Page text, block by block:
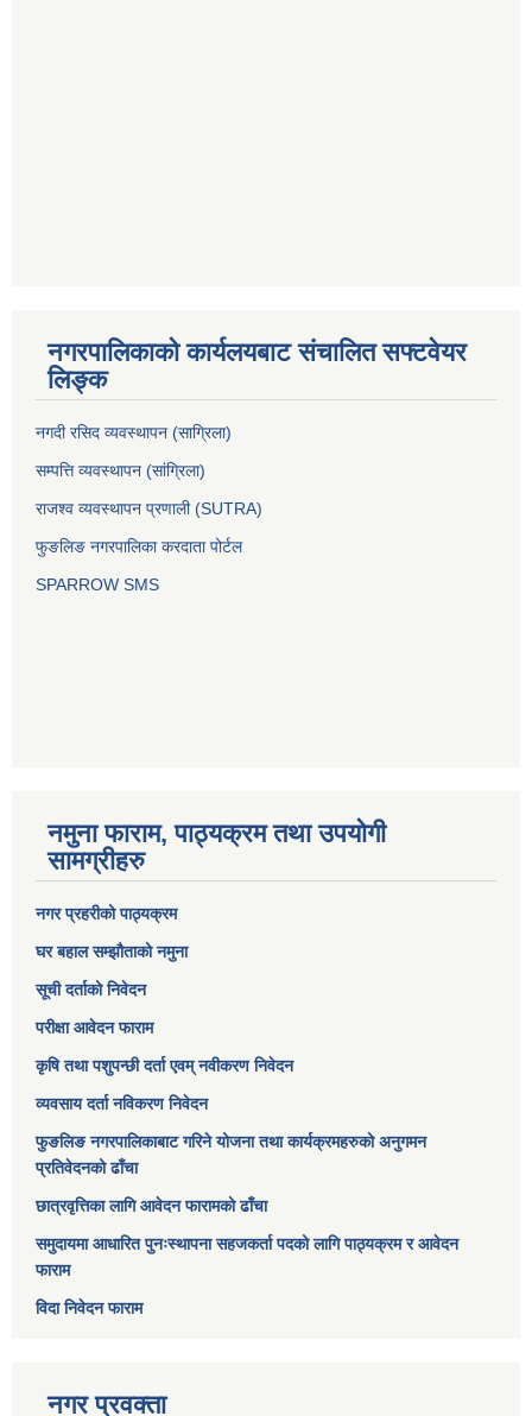
नगरपालिकाको कार्यलयबाट संचालित सफ्टवेयर
लिङ्क
नगदी रसिद व्यवस्थापन (साग्रिला)
सम्पत्ति व्यवस्थापन (सांग्रिला)
राजश्व व्यवस्थापन प्रणाली (SUTRA)
फुङलिङ नगरपालिका करदाता पोर्टल
SPARROW SMS
नमुना फाराम, पाठ्यक्रम तथा उपयोगी
सामग्रीहरु
नगर प्रहरीको पाठ्यक्रम
घर बहाल सम्झौताको नमुना
सूची दर्ताको निवेदन
परीक्षा आवेदन फाराम
कृषि तथा पशुपन्छी दर्ता एवम् नवीकरण निवेदन
व्यवसाय दर्ता नविकरण निवेदन
फुङलिङ नगरपालिकाबाट गरिने योजना तथा कार्यक्रमहरुको अनुगमन
प्रतिवेदनको ढाँचा
छात्रवृत्तिका लागि आवेदन फारामको ढाँचा
समुदायमा आधारित पुनःस्थापना सहजकर्ता पदको लागि पाठ्यक्रम र आवेदन
फाराम
विदा निवेदन फाराम
नगर प्रवक्ता